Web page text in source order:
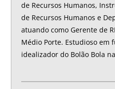
de Recursos Humanos,
de Recursos Humanos e
atuando como Gerente de
Médio Porte. Estudioso em
idealizador do Bolão Bola